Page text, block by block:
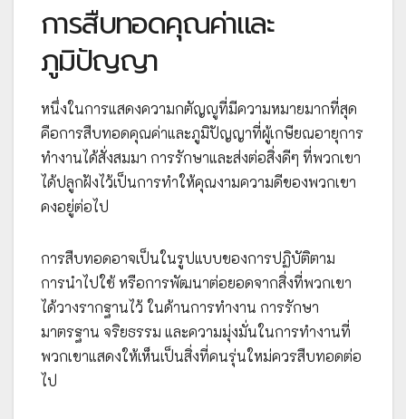
การสืบทอดคุณค่าและ
ภูมิปัญญา
หนึ่งในการแสดงความกตัญญูที่มีความหมายมากที่สุด
คือการสืบทอดคุณค่าและภูมิปัญญาที่ผู้เกษียณอายุการ
ทำงานได้สั่งสมมา การรักษาและส่งต่อสิ่งดีๆ ที่พวกเขา
ได้ปลูกฝังไว้เป็นการทำให้คุณงามความดีของพวกเขา
คงอยู่ต่อไป
การสืบทอดอาจเป็นในรูปแบบของการปฏิบัติตาม
การนำไปใช้ หรือการพัฒนาต่อยอดจากสิ่งที่พวกเขา
ได้วางรากฐานไว้ ในด้านการทำงาน การรักษา
มาตรฐาน จริยธรรม และความมุ่งมั่นในการทำงานที่
พวกเขาแสดงให้เห็นเป็นสิ่งที่คนรุ่นใหม่ควรสืบทอดต่อ
ไป